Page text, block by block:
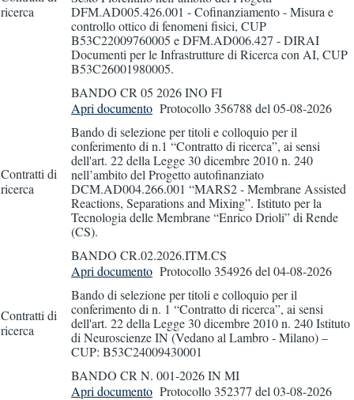
ricerca
DFM.AD005.426.001 - Cofinanziamento - Misura e
controllo ottico di fenomeni fisici, CUP
B53C22009760005 e DFM.AD006.427 - DIRAI
Documenti per le Infrastrutture di Ricerca con AI, CUP
B53C26001980005.
BANDO CR 05 2026 INO FI
Contratti di
ricerca
Apri documento Protocollo 356788 del 05-08-2026
Bando di selezione per titoli e colloquio per il
conferimento di n.1 “Contratto di ricerca”, ai sensi
dell'art. 22 della Legge 30 dicembre 2010 n. 240
nell’ambito del Progetto autofinanziato
DCM.AD004.266.001 “MARS2 - Membrane Assisted
Reactions, Separations and Mixing”. Istituto per la
Tecnologia delle Membrane “Enrico Drioli” di Rende
(CS).
BANDO CR.02.2026.ITM.CS
Contratti di
ricerca
Apri documento Protocollo 354926del 04-08-2026
Bando di selezione per titoli e colloquio per il
conferimento di n. 1 “Contratto di ricerca”, ai sensi
dell'art. 22 della Legge 30 dicembre 2010 n. 240 Istituto
di Neuroscienze IN (Vedano al Lambro - Milano) –
CUP: B53C24009430001
BANDO CR N. 001-2026 IN MI
Apri documento Protocollo 352377 del 03-08-2026